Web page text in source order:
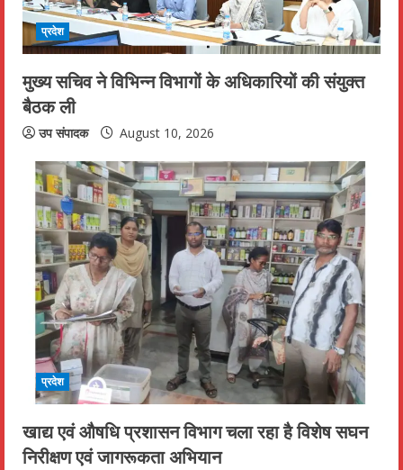
i
n
g
प्रदेश
मुख्य सचिव ने विभिन्न विभागों के अधिकारियों की संयुक्त
बैठक ली
उप संपादक August 10, 2026
प्रदेश
खाद्य एवं औषधि प्रशासन विभाग चला रहा है विशेष सघन
निरीक्षण एवं जागरूकता अभियान